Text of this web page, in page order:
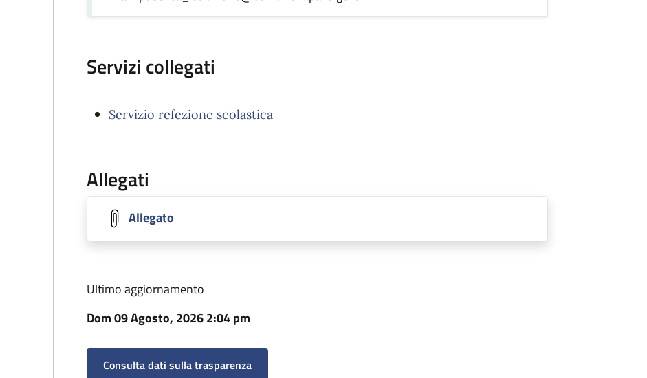
Servizi collegati
Servizio refezione scolastica
Allegati
Allegato
Ultimo aggiornamento
Dom 09 Agosto, 2026 2:04 pm
Consulta dati sulla trasparenza